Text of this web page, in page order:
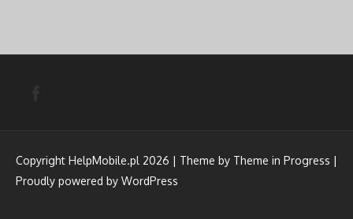
Copyright HelpMobile.pl 2026 | Theme by Theme in Progress |
Proudly powered by WordPress